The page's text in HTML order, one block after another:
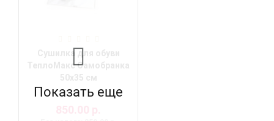
ТеплоМакс Самобранка
Показать еще